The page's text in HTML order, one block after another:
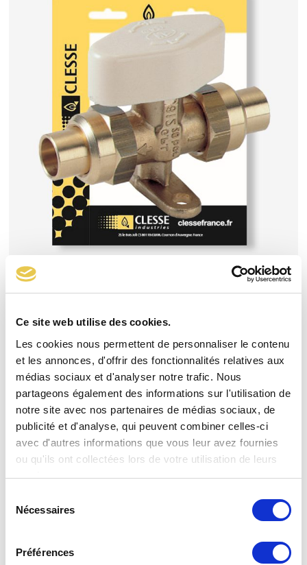
Ce site web utilise des cookies.
Les cookies nous permettent de personnaliser le contenu
et les annonces, d'offrir des fonctionnalités relatives aux
médias sociaux et d'analyser notre trafic. Nous
partageons également des informations sur l'utilisation de
notre site avec nos partenaires de médias sociaux, de
publicité et d'analyse, qui peuvent combiner celles-ci
avec d'autres informations que vous leur avez fournies
ou qu'ils ont collectées lors de votre utilisation de leurs
services.
Nécessaires
Préférences
Vanne 812 1/4 de tour M. M20x1,5 brochable